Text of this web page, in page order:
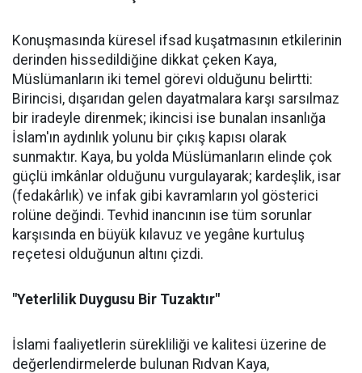
Konuşmasında küresel ifsad kuşatmasının etkilerinin
derinden hissedildiğine dikkat çeken Kaya,
Müslümanların iki temel görevi olduğunu belirtti:
Birincisi, dışarıdan gelen dayatmalara karşı sarsılmaz
bir iradeyle direnmek; ikincisi ise bunalan insanlığa
İslam'ın aydınlık yolunu bir çıkış kapısı olarak
sunmaktır. Kaya, bu yolda Müslümanların elinde çok
güçlü imkânlar olduğunu vurgulayarak; kardeşlik, isar
(fedakârlık) ve infak gibi kavramların yol gösterici
rolüne değindi. Tevhid inancının ise tüm sorunlar
karşısında en büyük kılavuz ve yegâne kurtuluş
reçetesi olduğunun altını çizdi.
"Yeterlilik Duygusu Bir Tuzaktır"
İslami faaliyetlerin sürekliliği ve kalitesi üzerine de
değerlendirmelerde bulunan Rıdvan Kaya,